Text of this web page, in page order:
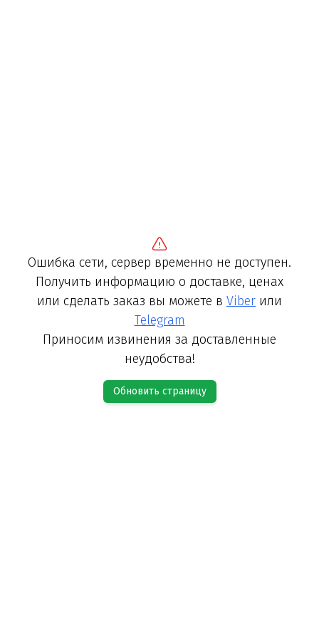
Ошибка сети, сервер временно не доступен.
Получить информацию о доставке, ценах
или сделать заказ вы можете в Viber или
Telegram
Приносим извинения за доставленные
неудобства!
Обновить страницу